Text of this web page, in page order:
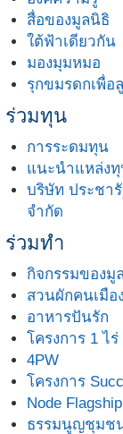
สื่อของมูลนิธิ
ใต้ฟ้าเดียวกัน
มองมุมหมอ
รุกขมรดกเพื่อ
ร่วมทุน
การระดมทุน
แนะนำแหล่ง
บริษัท ประชา
จำกัด
ร่วมทำ
กิจกรรมของมู
สวนผักคนเมือง
อาหารปันรัก
โครงการ 1 ไ
4PW
โครงการ
Node Flagship
ธรรมนูญชุมช